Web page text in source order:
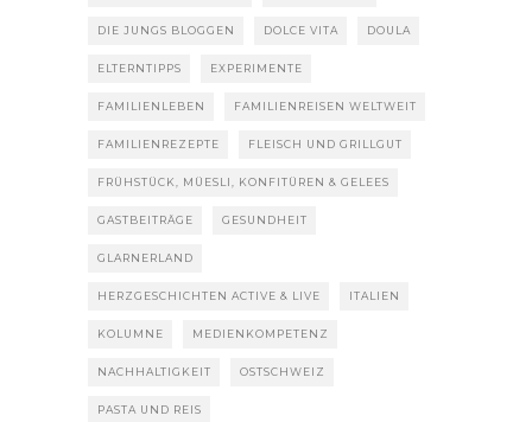
DIE JUNGS BLOGGEN DOLCE VITA DOULA
ELTERNTIPPS EXPERIMENTE
FAMILIENLEBEN FAMILIENREISEN WELTWEIT
FAMILIENREZEPTE FLEISCH UND GRILLGUT
FRÜHSTÜCK, MÜESLI, KONFITÜREN & GELEES
GASTBEITRÄGE GESUNDHEIT
GLARNERLAND
HERZGESCHICHTEN ACTIVE & LIVE ITALIEN
KOLUMNE MEDIENKOMPETENZ
NACHHALTIGKEIT OSTSCHWEIZ
PASTA UND REIS